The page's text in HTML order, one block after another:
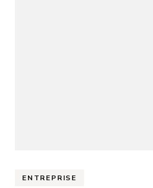
ENTREPRISE